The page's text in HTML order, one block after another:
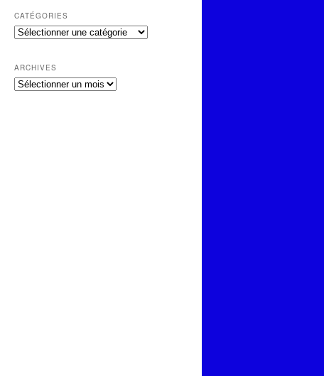
CATÉGORIES
Catégories
ARCHIVES
Archives